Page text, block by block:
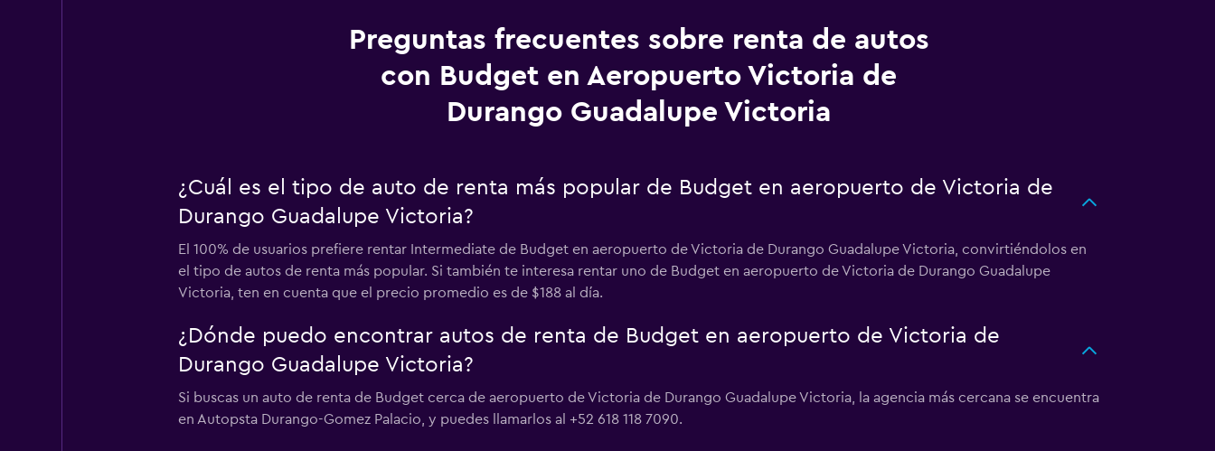
Preguntas frecuentes sobre renta de autos
con Budget en Aeropuerto Victoria de
Durango Guadalupe Victoria
¿Cuál es el tipo de auto de renta más popular de Budget en aeropuerto de Victoria de
Durango Guadalupe Victoria?
El 100% de usuarios prefiere rentar Intermediate de Budget en aeropuerto de Victoria de Durango Guadalupe Victoria, convirtiéndolos en
el tipo de autos de renta más popular. Si también te interesa rentar uno de Budget en aeropuerto de Victoria de Durango Guadalupe
Victoria, ten en cuenta que el precio promedio es de $188 al día.
¿Dónde puedo encontrar autos de renta de Budget en aeropuerto de Victoria de
Durango Guadalupe Victoria?
Si buscas un auto de renta de Budget cerca de aeropuerto de Victoria de Durango Guadalupe Victoria, la agencia más cercana se encuentra
en Autopsta Durango-Gomez Palacio, y puedes llamarlos al +52 618 118 7090.